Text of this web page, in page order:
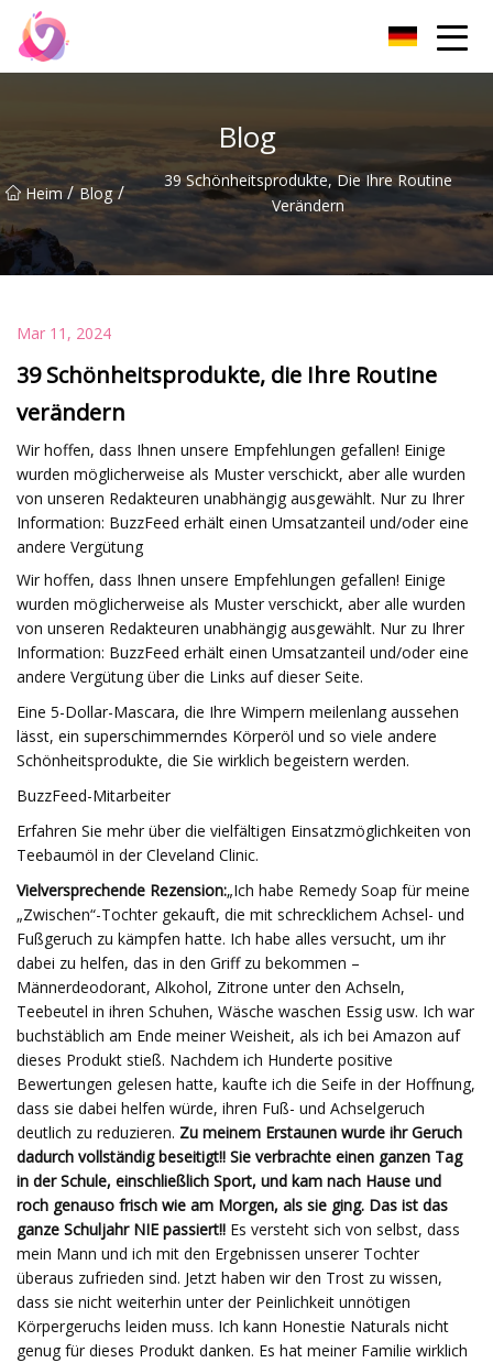
Blog
Heim / Blog /
39 Schönheitsprodukte, Die Ihre Routine
Verändern
Mar 11, 2024
39 Schönheitsprodukte, die Ihre Routine
verändern
Wir hoffen, dass Ihnen unsere Empfehlungen gefallen! Einige
wurden möglicherweise als Muster verschickt, aber alle wurden
von unseren Redakteuren unabhängig ausgewählt. Nur zu Ihrer
Information: BuzzFeed erhält einen Umsatzanteil und/oder eine
andere Vergütung
Wir hoffen, dass Ihnen unsere Empfehlungen gefallen! Einige
wurden möglicherweise als Muster verschickt, aber alle wurden
von unseren Redakteuren unabhängig ausgewählt. Nur zu Ihrer
Information: BuzzFeed erhält einen Umsatzanteil und/oder eine
andere Vergütung über die Links auf dieser Seite.
Eine 5-Dollar-Mascara, die Ihre Wimpern meilenlang aussehen
lässt, ein superschimmerndes Körperöl und so viele andere
Schönheitsprodukte, die Sie wirklich begeistern werden.
BuzzFeed-Mitarbeiter
Erfahren Sie mehr über die vielfältigen Einsatzmöglichkeiten von
Teebaumöl in der Cleveland Clinic.
Vielversprechende Rezension:„Ich habe Remedy Soap für meine
„Zwischen“-Tochter gekauft, die mit schrecklichem Achsel- und
Fußgeruch zu kämpfen hatte. Ich habe alles versucht, um ihr
dabei zu helfen, das in den Griff zu bekommen –
Männerdeodorant, Alkohol, Zitrone unter den Achseln,
Teebeutel in ihren Schuhen, Wäsche waschen Essig usw. Ich war
buchstäblich am Ende meiner Weisheit, als ich bei Amazon auf
dieses Produkt stieß. Nachdem ich Hunderte positive
Bewertungen gelesen hatte, kaufte ich die Seife in der Hoffnung,
dass sie dabei helfen würde, ihren Fuß- und Achselgeruch
deutlich zu reduzieren. Zu meinem Erstaunen wurde ihr Geruch
dadurch vollständig beseitigt!! Sie verbrachte einen ganzen Tag
in der Schule, einschließlich Sport, und kam nach Hause und
roch genauso frisch wie am Morgen, als sie ging. Das ist das
ganze Schuljahr NIE passiert!! Es versteht sich von selbst, dass
mein Mann und ich mit den Ergebnissen unserer Tochter
überaus zufrieden sind. Jetzt haben wir den Trost zu wissen,
dass sie nicht weiterhin unter der Peinlichkeit unnötigen
Körpergeruchs leiden muss. Ich kann Honestie Naturals nicht
genug für dieses Produkt danken. Es hat meiner Familie wirklich